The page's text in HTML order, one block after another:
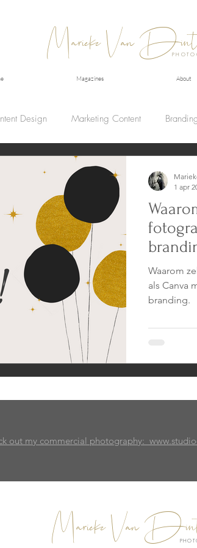
Marieke Van
Magazines About
Design Marketing Content
Waarom
als Canva
branding.
1 apr
out my commercial photography:
Marieke Van